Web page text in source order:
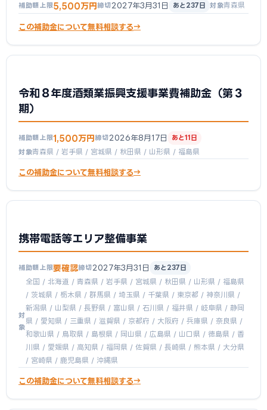
補助額上限5,500万円締切 2027年3月31日 あと237日 対象青森県
この補助金について無料相談する
令和８年度酒類業振興支援事業費補助金（第３
期）
補助額上限1,500万円締切 2026年8月17日
あと11日
対象青森県 / 岩手県 / 宮城県 / 秋田県 / 山形県 / 福島県
この補助金について無料相談する
携帯電話等エリア整備事業
補助額上限要確認締切 2027年3月31日 あと237日
対
象
全国 / 北海道 / 青森県 / 岩手県 / 宮城県 / 秋田県 / 山形県 / 福島県
/ 茨城県 / 栃木県 / 群馬県 / 埼玉県 / 千葉県 / 東京都 / 神奈川県 /
新潟県 / 山梨県 / 長野県 / 富山県 / 石川県 / 福井県 / 岐阜県 / 静岡
県 / 愛知県 / 三重県 / 滋賀県 / 京都府 / 大阪府 / 兵庫県 / 奈良県 /
和歌山県 / 鳥取県 / 島根県 / 岡山県 / 広島県 / 山口県 / 徳島県 / 香
川県 / 愛媛県 / 高知県 / 福岡県 / 佐賀県 / 長崎県 / 熊本県 / 大分県
/ 宮崎県 / 鹿児島県 / 沖縄県
この補助金について無料相談する